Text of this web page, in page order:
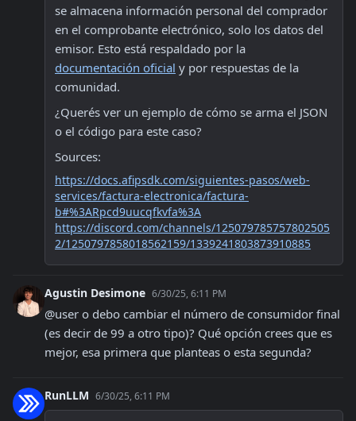
se almacena información personal del comprador
en el comprobante electrónico, solo los datos del
documentación oficial y por respuestas de la
comunidad.
¿Querés ver un ejemplo de cómo se arma el JSON
o el código para este caso?
Sources:
https://docs.afipsdk.com/siguientes-pasos/web-
services/factura-electronica/factura-
b#%3ARpcd9uucqfkvfa%3A
https://discord.com/channels/125079785757802505
2/1250797858018562159/1339241803873910885
Agustin Desimone 6/30/25, 6:11 PM
@user o debo cambiar el número de consumidor final
(es decir de 99 a otro tipo)? Qué opción crees que es
mejor, esa primera que planteas o esta segunda?
RunLLM 6/30/25, 6:11 PM